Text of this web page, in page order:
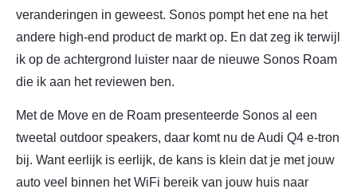
veranderingen in geweest. Sonos pompt het ene na het
andere high-end product de markt op. En dat zeg ik terwijl
ik op de achtergrond luister naar de nieuwe Sonos Roam
die ik aan het reviewen ben.
Met de Move en de Roam presenteerde Sonos al een
tweetal outdoor speakers, daar komt nu de Audi Q4 e-tron
bij. Want eerlijk is eerlijk, de kans is klein dat je met jouw
auto veel binnen het WiFi bereik van jouw huis naar